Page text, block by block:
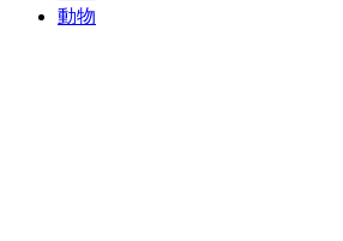
動物